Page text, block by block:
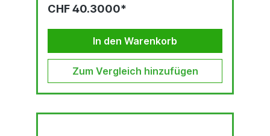
0.56 kg
CHF 40.3000*
In den Warenkorb
Zum Vergleich hinzufügen